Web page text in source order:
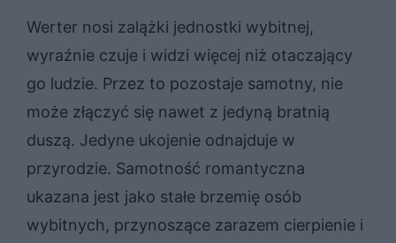
Werter nosi zalążki jednostki wybitnej,
wyraźnie czuje i widzi więcej niż otaczający
go ludzie. Przez to pozostaje samotny, nie
może złączyć się nawet z jedyną bratnią
duszą. Jedyne ukojenie odnajduje w
przyrodzie. Samotność romantyczna
ukazana jest jako stałe brzemię osób
wybitnych, przynoszące zarazem cierpienie i